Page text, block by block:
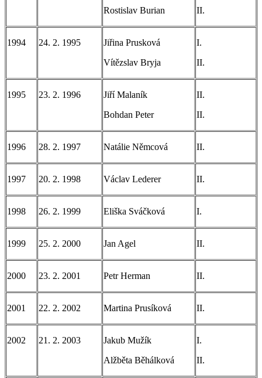
Rostislav Burian
II.
1994 24. 2. 1995
Jiřina Prusková
Vítězslav Bryja
I.
II.
1995 23. 2. 1996
Jiří Malaník
Bohdan Peter
II.
II.
1996 28. 2. 1997 Natálie Němcová II.
1997 20. 2. 1998 Václav Lederer II.
1998 26. 2. 1999 Eliška Sváčková I.
1999 25. 2. 2000 Jan Agel II.
2000 23. 2. 2001 Petr Herman II.
2001 22. 2. 2002 Martina Prusíková II.
2002 21. 2. 2003
Jakub Mužík
Alžběta Běhálková
I.
II.